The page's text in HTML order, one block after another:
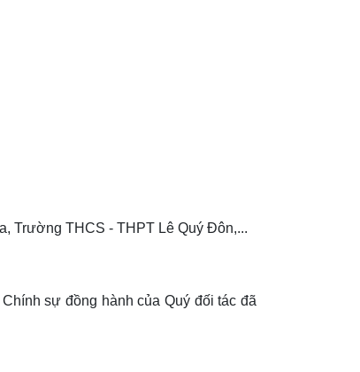
Trường THCS - THPT Lê Quý Đôn,...
sự đồng hành của Quý đối tác đã